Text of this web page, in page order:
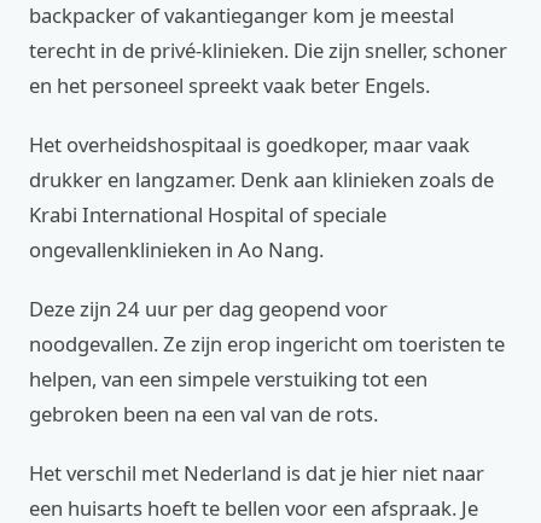
backpacker of vakantieganger kom je meestal
terecht in de privé-klinieken. Die zijn sneller, schoner
en het personeel spreekt vaak beter Engels.
Het overheidshospitaal is goedkoper, maar vaak
drukker en langzamer. Denk aan klinieken zoals de
Krabi International Hospital of speciale
ongevallenklinieken in Ao Nang.
Deze zijn 24 uur per dag geopend voor
noodgevallen. Ze zijn erop ingericht om toeristen te
helpen, van een simpele verstuiking tot een
gebroken been na een val van de rots.
Het verschil met Nederland is dat je hier niet naar
een huisarts hoeft te bellen voor een afspraak. Je